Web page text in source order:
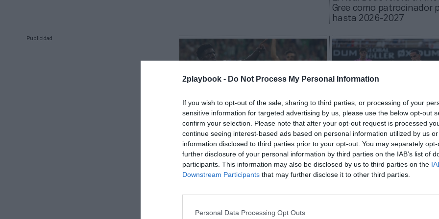
2playbook - Do Not Process My Personal Information
If you wish to opt-out of the sale, sharing to third parties, or processing of your
sensitive information for targeted advertising by us, please use the below opt-out
confirm your selection. Please note that after your opt-out request is processed
continue seeing interest-based ads based on personal information utilized by us
information disclosed to third parties prior to your opt-out. You may separately
further disclosure of your personal information by third parties on the IAB’s list of
participants. This information may also be disclosed by us to third parties on the
Downstream Participants that may further disclose it to other third parties.
Personal Data Processing Opt Outs
Gree como patrocinador
hasta 2026-2027
Publicidad
Álvaro Carretero
Finetwork agita el avispero del
patrocinio: qué telecos se reparten
los 200 contratos en España
Finetwork apuesta por
Hypermotion para
nuevo paquete televisivo